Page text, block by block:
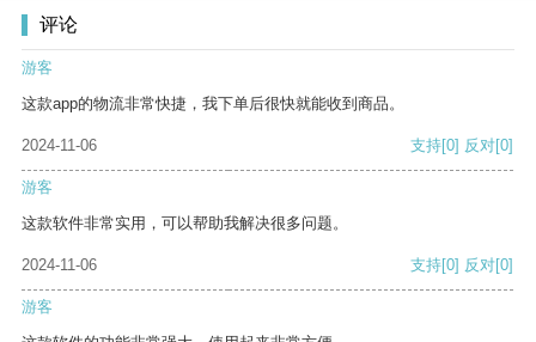
评论
游客
这款app的物流非常快捷，我下单后很快就能收到商品。
2024-11-06 支持[0] 反对[0]
游客
这款软件非常实用，可以帮助我解决很多问题。
2024-11-06 支持[0] 反对[0]
游客